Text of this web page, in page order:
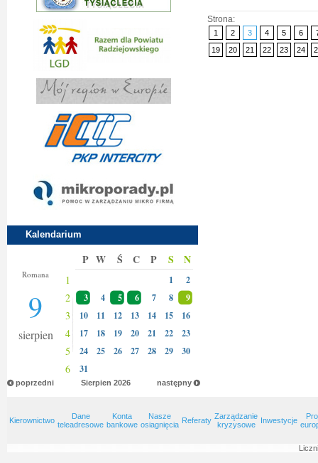
Kalendarium
Romana
9
sierpien
P W Ś C P S N
1 1 2
2 3 4 5 6 7 8 9
3 10 11 12 13 14 15 16
4 17 18 19 20 21 22 23
5 24 25 26 27 28 29 30
6 31
poprzedni następny
Sierpien 2026
Strona:
1 2 3 4 5 6
19
20 21 22 23 24
Kierownictwo
Dane
teleadresowe
Konta
bankowe
Nasze
osiagnięcia Referaty Zarządzanie
kryzysowe
Inwestycje